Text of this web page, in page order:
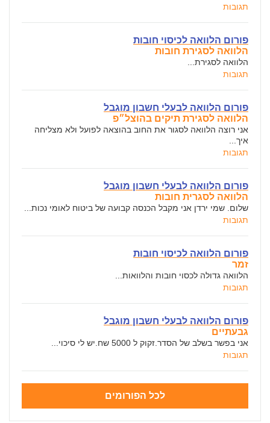
תגובות
פורום הלוואה לכיסוי חובות
הלוואה לסגירת חובות
הלוואה לסגירת...
תגובות
פורום הלוואה לבעלי חשבון מוגבל
הלוואה לסגירת תיקים בהוצל״פ
אני רוצה הלוואה לסגור את החוב בהוצאה לפועל ולא מצליחה
איך...
תגובות
פורום הלוואה לבעלי חשבון מוגבל
הלוואה לסגרית חובות
שלום. שמי ירדן אני מקבל הכנסה קבועה של ביטוח לאומי נכות...
תגובות
פורום הלוואה לכיסוי חובות
זמר
הלוואה גדולה לכסוי חובות והלוואות...
תגובות
פורום הלוואה לבעלי חשבון מוגבל
גבעתיים
אני בפשר בשלב של הסדר.זקוק ל 5000 שח.יש לי סיכוי...
תגובות
לכל הפורומים